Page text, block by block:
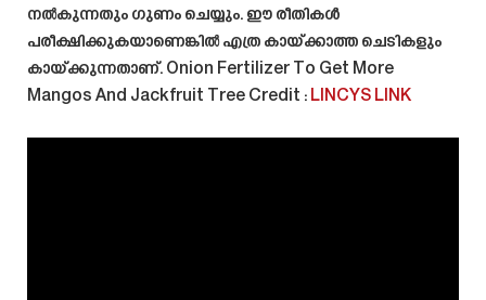
നൽകുന്നതും ഗുണം ചെയ്യും. ഈ രീതികൾ
പരീക്ഷിക്കുകയാണെങ്കിൽ എത്ര കായ്ക്കാത്ത ചെടികളും
കായ്ക്കുന്നതാണ്. Onion Fertilizer To Get More
Mangos And Jackfruit Tree Credit : LINCYS LINK